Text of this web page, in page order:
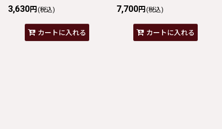
3,630円 (税込)
カートに入れる
7,700円 (税込)
カートに入れる